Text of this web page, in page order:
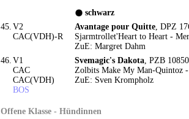
schwarz
45. V2
CAC(VDH)-R
Avantage pour Quitte, DPZ
Sjarmtrollet'Heart to Heart -
ZuE: Margret Dahm
46. V1
CAC
CAC(VDH)
BOS
Svemagic's Dakota, PZB
Zolbits Make My Man-Quintoz
ZuE: Sven Krompholz
Offene Klasse - Hündinnen